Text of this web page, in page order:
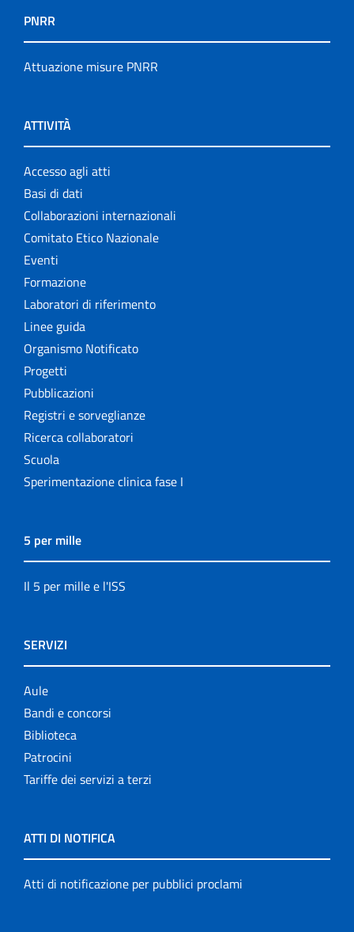
PNRR
Attuazione misure PNRR
ATTIVITÀ
Accesso agli atti
Basi di dati
Collaborazioni internazionali
Comitato Etico Nazionale
Eventi
Formazione
Laboratori di riferimento
Linee guida
Organismo Notificato
Progetti
Pubblicazioni
Registri e sorveglianze
Ricerca collaboratori
Scuola
Sperimentazione clinica fase I
5 per mille
Il 5 per mille e l'ISS
SERVIZI
Aule
Bandi e concorsi
Biblioteca
Patrocini
Tariffe dei servizi a terzi
ATTI DI NOTIFICA
Atti di notificazione per pubblici proclami